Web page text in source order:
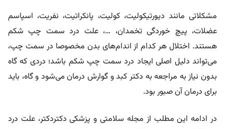
مشکلاتی مانند دیورتیکولیت، کولیت، پانکراتیت، نفریت، اسپاسم
عضلات، پیچ خوردگی تخمدان، …، علت درد سمت چپ شکم
هستند. اختلال هر کدام از اندام‌های بدن مخصوصا در سمت چپ،
می‌تواند دلیل اصلی ایجاد درد سمت چپ شکم باشد؛ دردی که گاه
بدون نیاز به مراجعه به دکتر کبد و گوارش درمان می‌شود و گاه، باید
برای درمان آن صبور بود.
در ادامه این مطلب از مجله سلامتی و پزشکی دکتردکتر، علت درد